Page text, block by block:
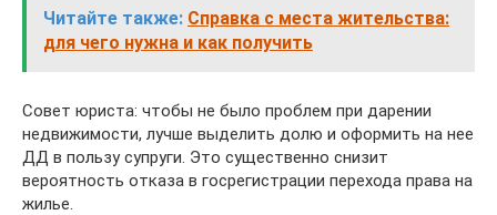
Читайте также: Справка с места жительства:
для чего нужна и как получить
Совет юриста: чтобы не было проблем при дарении
недвижимости, лучше выделить долю и оформить на нее
ДД в пользу супруги. Это существенно снизит
вероятность отказа в госрегистрации перехода права на
жилье.